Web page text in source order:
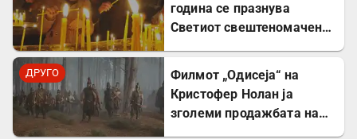
година се празнува
Светиот свештеномаченик
Севастиски во Ерменија
ДРУГО
Филмот „Одисеја“ на
Кристофер Нолан ја
зголеми продажбата на